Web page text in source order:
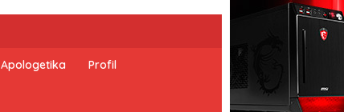
Apologetika Profil